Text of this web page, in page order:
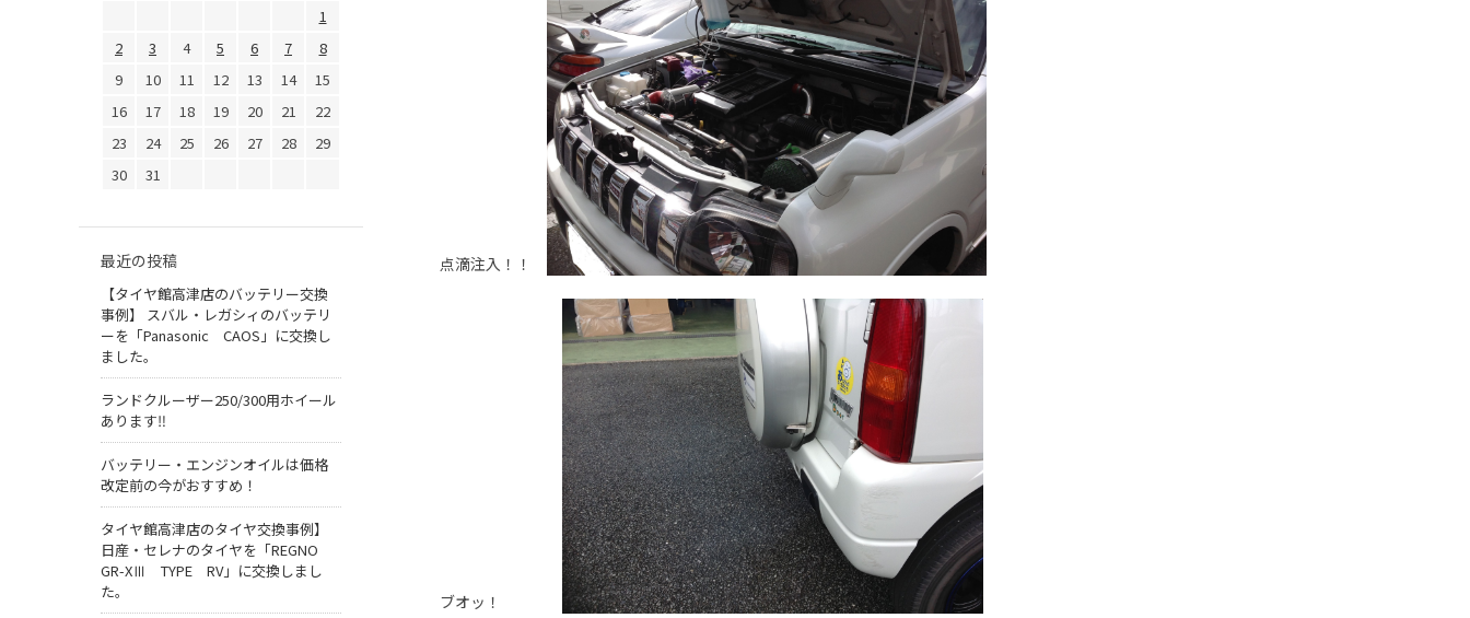
点滴注入！！
ブオッ！
1
2
3 4 5 6 7
8
9
10 11 12 13 14
15
16
17 18 19 20 21
22
23
24 25 26 27 28
29
30
31
最近の投稿
【タイヤ館高津店のバッテリー交換
事例】 スバル・レガシィのバッテリ
ーを「Panasonic CAOS」に交換し
ました。
ランドクルーザー250/300用ホイール
あります‼
バッテリー・エンジンオイルは価格
改定前の今がおすすめ！
タイヤ館高津店のタイヤ交換事例】
日産・セレナのタイヤを「REGNO
GR-XⅢ TYPE RV」に交換しまし
た。